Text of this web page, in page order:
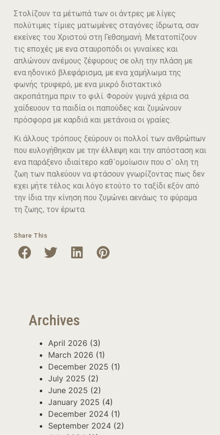
Στολίζουν τα μέτωπά των οι άντρες με λίγες
πολύτιμες τίμιες ματωμένες σταγόνες ίδρωτα, σαν
εκείνες του Χριστού στη Γεθσημανή. Μετατοπίζουν
τις εποχές με ενα σταυροπόδι οι γυναίκες και
απλώνουν ανέμους ζέφυρους σε ολη την πλάση με
ενα ηδονικό βλεφάρισμα, με ενα χαμήλωμα της
φωνής τρυφερό, με ενα μικρό διστακτικό
ακροπάτημα πριν το φιλί. Φορούν γυμνά χέρια σα
χαίδευουν τα παιδία οι παπούδες και ζυμώνουν
πρόσφορα με καρδιά και μετάνοια οι γραίες.
Κι άλλους τρόπους ξεύρουν οι πολλοί των ανθρώπων
που ευλογήθηκαν με την έλλεψη και την απόσταση και
ενα παράξενο ιδιαίτερο καθ᾽ομοίωσιν που σ᾽ ολη τη
ζωη των παλεύουν να φτάσουν γνωρίζοντας πως δεν
εχει μήτε τέλος και λόγο ετούτο το ταξίδι εξόν από
την ίδια την κίνηση που ζυμώνει αενάως το φύραμα
τη ζωης, τον έρωτα.
Share This
Archives
April 2026 (3)
March 2026 (1)
December 2025 (1)
July 2025 (2)
June 2025 (2)
January 2025 (4)
December 2024 (1)
September 2024 (2)